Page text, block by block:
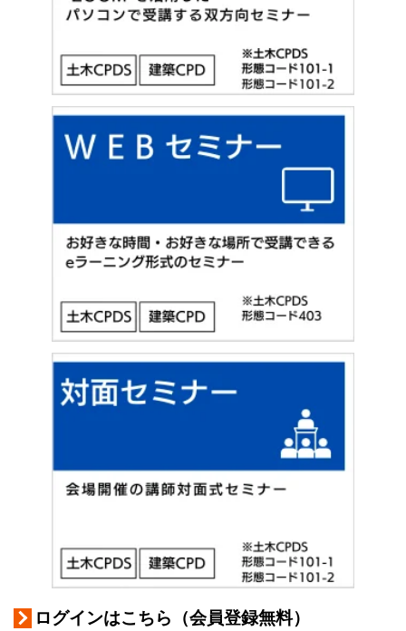
ログインはこちら（会員登録無料）